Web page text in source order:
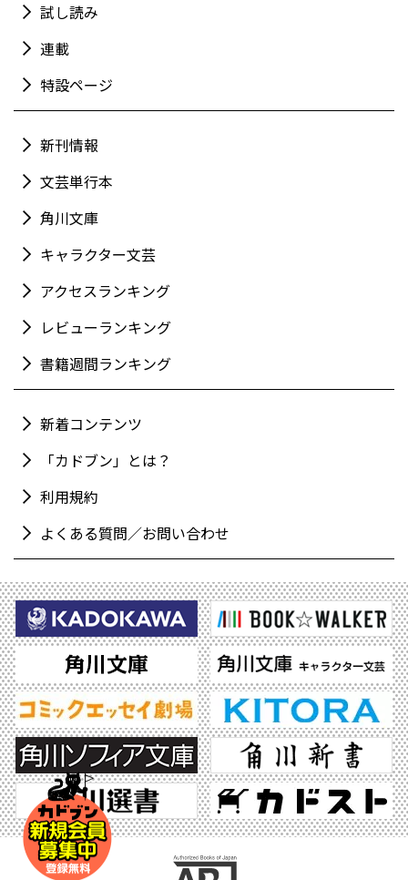
試し読み
連載
特設ページ
新刊情報
文芸単行本
角川文庫
キャラクター文芸
アクセスランキング
レビューランキング
書籍週間ランキング
新着コンテンツ
「カドブン」とは？
利用規約
よくある質問／お問い合わせ